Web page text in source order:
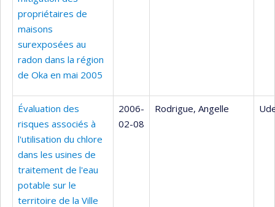
propriétaires de
maisons
surexposées au
radon dans la région
de Oka en mai 2005
Évaluation des
risques associés à
l'utilisation du chlore
dans les usines de
traitement de l'eau
potable sur le
territoire de la Ville
2006-
02-08
Rodrigue, Angelle